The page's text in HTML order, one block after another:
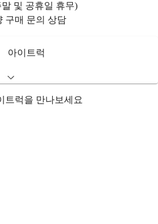
말 및 공휴일 휴무)
구매 문의 상담
아이트럭
트럭을 만나보세요